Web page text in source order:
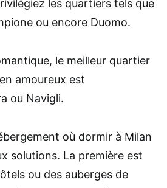
les quartiers tels que
ou encore Duomo.
le meilleur quartier
amoureux est
ou Navigli.
où dormir à Milan
solutions. La première est
ou des auberges de